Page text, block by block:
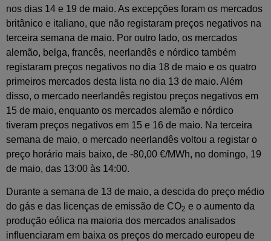
nos dias 14 e 19 de maio. As excepções foram os mercados
britânico e italiano, que não registaram preços negativos na
terceira semana de maio. Por outro lado, os mercados
alemão, belga, francês, neerlandês e nórdico também
registaram preços negativos no dia 18 de maio e os quatro
primeiros mercados desta lista no dia 13 de maio. Além
disso, o mercado neerlandês registou preços negativos em
15 de maio, enquanto os mercados alemão e nórdico
tiveram preços negativos em 15 e 16 de maio. Na terceira
semana de maio, o mercado neerlandês voltou a registar o
preço horário mais baixo, de -80,00 €/MWh, no domingo, 19
de maio, das 13:00 às 14:00.
Durante a semana de 13 de maio, a descida do preço médio
do gás e das licenças de emissão de CO2 e o aumento da
produção eólica na maioria dos mercados analisados
influenciaram em baixa os preços do mercado europeu de